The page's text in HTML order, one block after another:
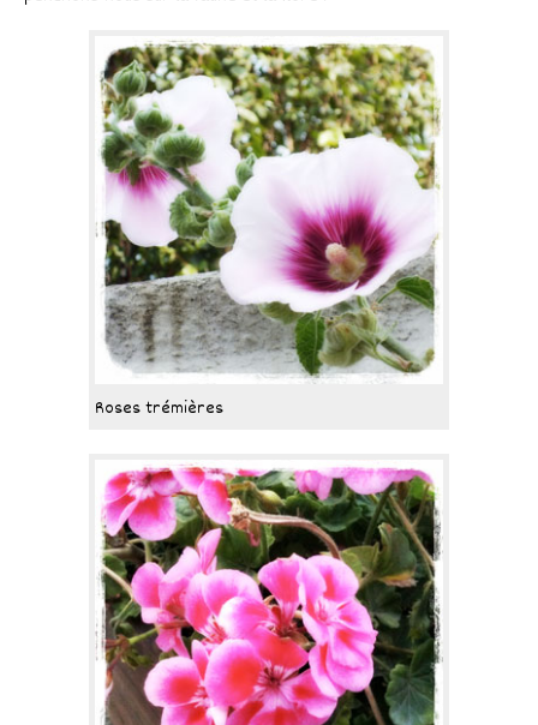
Roses trémières